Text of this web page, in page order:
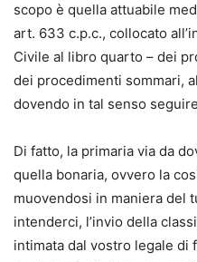
scopo è quella attuabile
art. 633 c.p.c., collocato
Civile al libro quarto – dei
dei procedimenti sommari,
dovendo in tal senso
Di fatto, la primaria via da
quella bonaria, ovvero la
muovendosi in maniera del
intenderci, l’invio della
intimata dal vostro legale di